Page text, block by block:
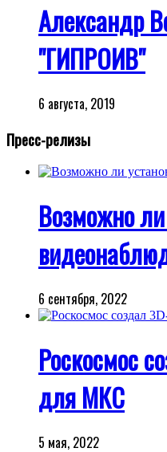
Александр
"ГИПРОИВ"
6 августа, 2019
Пресс-релизы
Возможно
6 сентября, 2022
Роскосмос
для МКС
5 мая, 2022